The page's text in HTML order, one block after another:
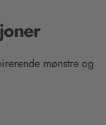
mønstre og